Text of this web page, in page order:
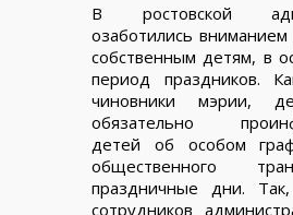
В ростовской
озаботились
собственным детям, в
период праздников.
чиновники мэрии,
обязательно
детей об особом
общественного
праздничные дни.
сотрудников